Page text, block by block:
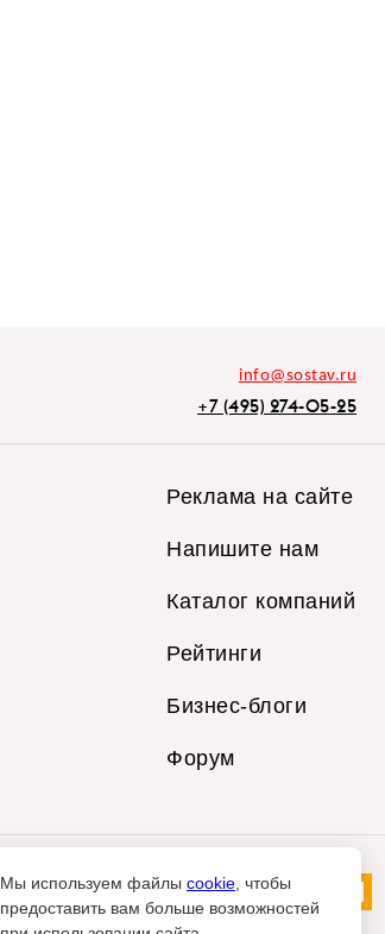
info@sostav.ru
+7 (495) 274-05-25
Реклама на сайте
Напишите нам
Каталог компаний
Рейтинги
Бизнес-блоги
Форум
Мы используем файлы cookie , чтобы
предоставить вам больше возможностей